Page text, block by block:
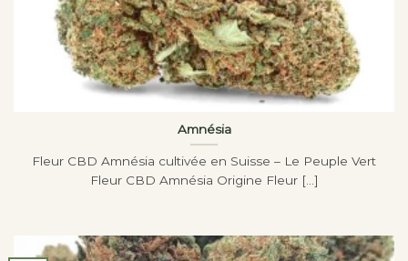
Amnésia
Fleur CBD Amnésia cultivée en Suisse – Le Peuple Vert
Fleur CBD Amnésia Origine Fleur [...]